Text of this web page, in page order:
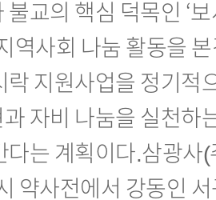
교의 핵심 덕목인 ‘
역사회 나눔 활동을
락 지원사업을 정기적
자비 나눔을 실천하
다는 계획이다.삼광사
약사전에서 강동인